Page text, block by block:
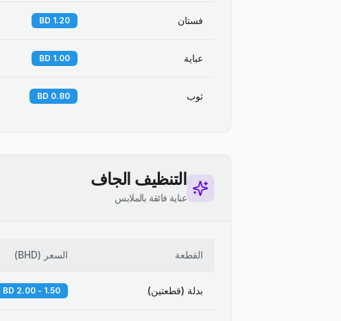
فستان 1.20 BD
عباية 1.00 BD
ثوب 0.80 BD
التنظيف الجاف
عناية فائقة بالملابس
القطعة السعر (
BHD
)
بدلة (قطعتين) 1.50 - 2.00 BD